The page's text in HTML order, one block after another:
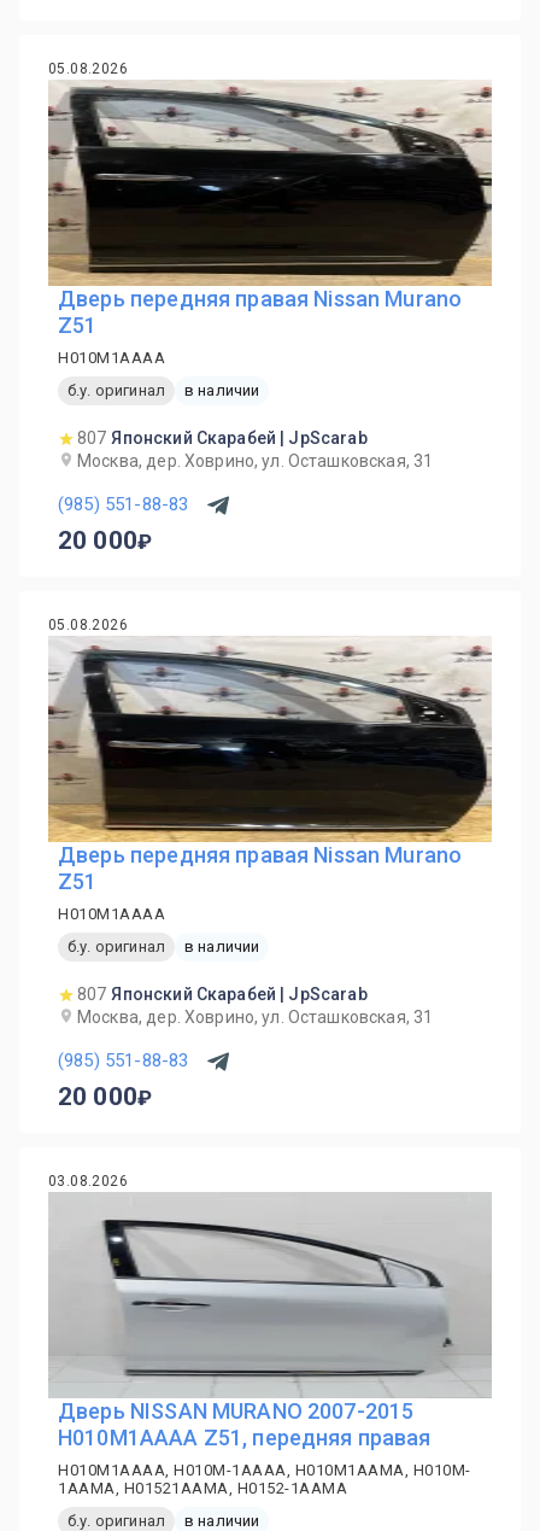
05.08.2026
Дверь передняя правая Nissan Murano
Z51
H010M1AAAA
б.у. оригинал
в наличии
807 Японский Скарабей | JpScarab
Москва, дер. Ховрино, ул. Осташковская, 31
(985) 551-88-83
20 000
05.08.2026
Дверь передняя правая Nissan Murano
Z51
H010M1AAAA
б.у. оригинал
в наличии
807 Японский Скарабей | JpScarab
Москва, дер. Ховрино, ул. Осташковская, 31
(985) 551-88-83
20 000
03.08.2026
Дверь NISSAN MURANO 2007-2015
H010M1AAAA Z51, передняя правая
H010M1AAAA, H010M-1AAAA, H010M1AAMA, H010M-
1AAMA, H01521AAMA, H0152-1AAMA
б.у. оригинал
в наличии